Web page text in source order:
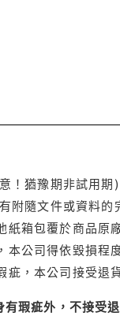
！猶豫期非試用
附隨文件或資料的
箱包覆於商品原
本公司得依毀損程
，本公司接受退
瑕疵外，不接受退